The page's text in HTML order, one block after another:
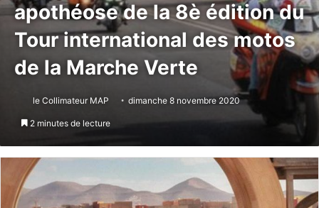
apothéose de la 8è édition du
Tour international des motos
de la Marche Verte
le Collimateur MAP dimanche 8 novembre 2020
2 minutes de lecture